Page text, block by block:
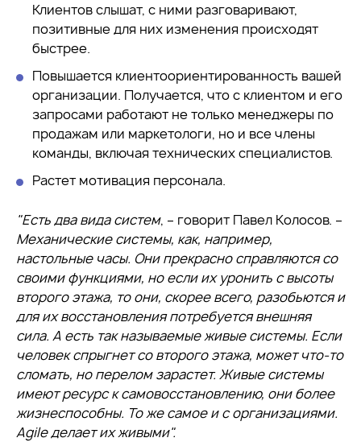
Клиентов слышат, с ними разговаривают,
позитивные для них изменения происходят
быстрее.
Повышается клиентоориентированность вашей
организации. Получается, что с клиентом и его
запросами работают не только менеджеры по
продажам или маркетологи, но и все члены
команды, включая технических специалистов.
Растет мотивация персонала.
"Есть два вида систем, – говорит Павел Колосов. –
Механические системы, как, например,
настольные часы. Они прекрасно справляются со
своими функциями, но если их уронить с высоты
второго этажа, то они, скорее всего, разобьются и
для их восстановления потребуется внешняя
сила. А есть так называемые живые системы. Если
человек спрыгнет со второго этажа, может что-то
сломать, но перелом зарастет. Живые системы
имеют ресурс к самовосстановлению, они более
жизнеспособны. То же самое и с организациями.
Agile делает их живыми".